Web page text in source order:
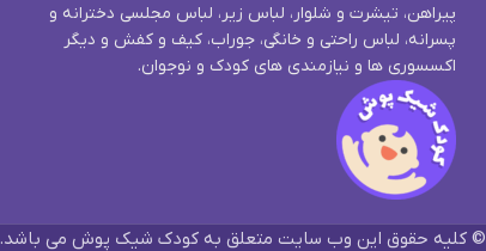
پیراهن، تیشرت و شلوار، لباس زیر، لباس مجلسی دخترانه و
پسرانه، لباس راحتی و خانگی، جوراب، کیف و کفش و دیگر
اکسسوری ها و نیازمندی های کودک و نوجوان.
© کلیه حقوق این وب سایت متعلق به کودک شیک پوش می باشد.